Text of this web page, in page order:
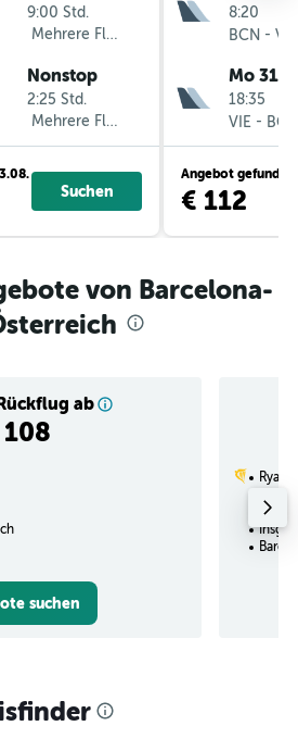
9:00 Std.
Mehrere Fluglinien
Nonstop
2:25 Std.
Mehrere Fluglinien
Suchen
8:20
BCN - VIE
Mo 31.8.
18:35
VIE - BCN
Angebot gefunden
€ 112
von Barcelona-
ab
suchen